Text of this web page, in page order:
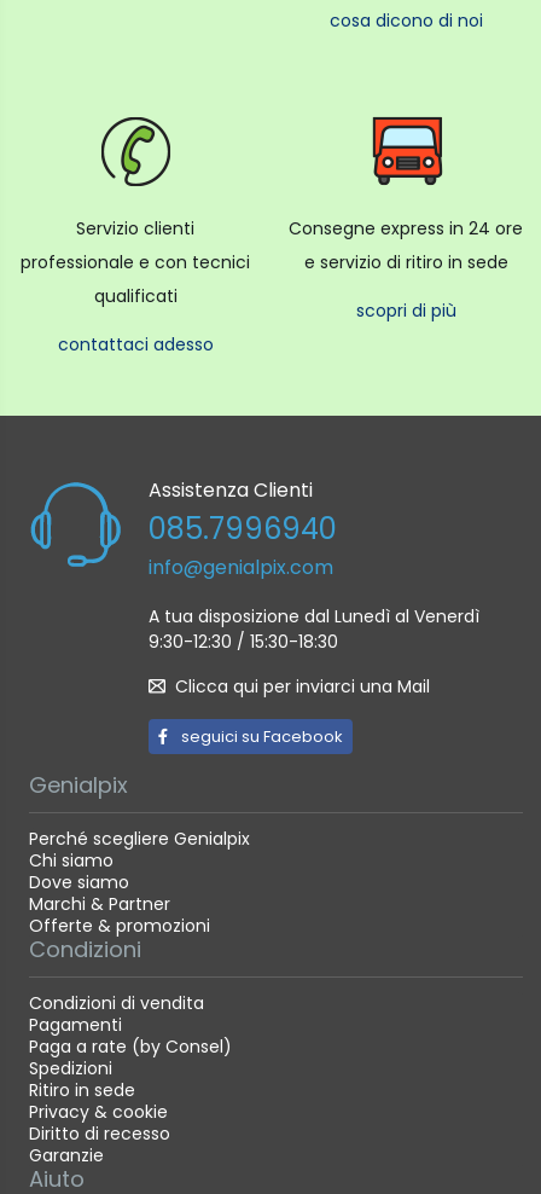
cosa dicono di noi
Servizio clienti
professionale e con tecnici
qualificati
contattaci adesso
Consegne express in 24 ore
e servizio di ritiro in sede
scopri di più
Assistenza Clienti
085.7996940
info@genialpix.com
A tua disposizione dal Lunedì al Venerdì
9:30-12:30 / 15:30-18:30
Clicca qui per inviarci una Mail
seguici su Facebook
Genialpix
Perché scegliere Genialpix
Chi siamo
Dove siamo
Marchi & Partner
Offerte & promozioni
Condizioni
Condizioni di vendita
Pagamenti
Paga a rate (by Consel)
Spedizioni
Ritiro in sede
Privacy & cookie
Diritto di recesso
Garanzie
Aiuto